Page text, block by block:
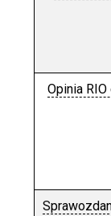
Opinia